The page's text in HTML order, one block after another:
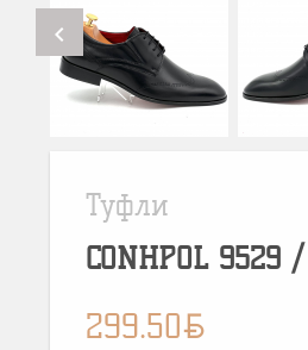
chevron_left
Туфли
CONHPOL 9529 /
299.50BYN